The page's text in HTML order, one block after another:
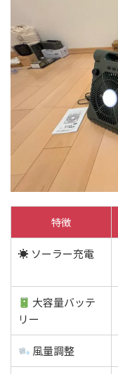
特徴
☀ ソーラー充電
大容量バッテ
リー
風量調整